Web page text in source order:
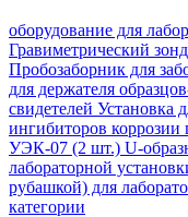
оборудование для
Гравиметрический
Пробозаборник для
для держателя
свидетелей Установка
ингибиторов
УЭК-07 (2 шт.) U-
лабораторной
рубашкой) для
категории